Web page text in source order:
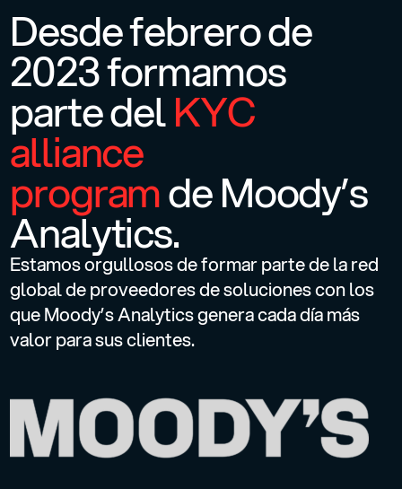
Desde febrero de
2023 formamos
parte delKYC
alliance
programde Moody’s
Analytics.
Estamos orgullosos de formar parte de la red
global de proveedores de soluciones con los
que Moody’s Analytics genera cada día más
valor para sus clientes.